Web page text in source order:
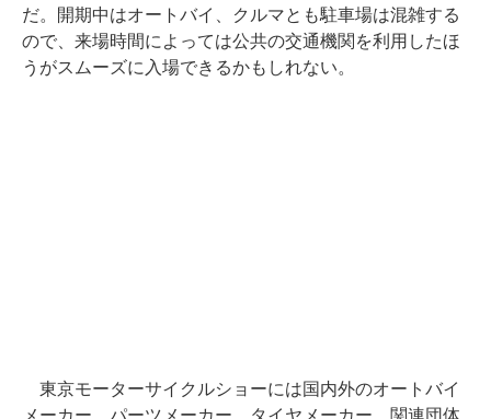
だ。開期中はオートバイ、クルマとも駐車場は混雑する
ので、来場時間によっては公共の交通機関を利用したほ
うがスムーズに入場できるかもしれない。
東京モーターサイクルショーには国内外のオートバイ